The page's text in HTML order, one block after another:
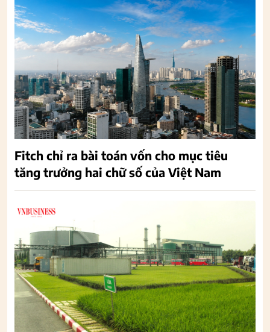
Fitch chỉ ra bài toán vốn cho mục tiêu
tăng trưởng hai chữ số của Việt Nam